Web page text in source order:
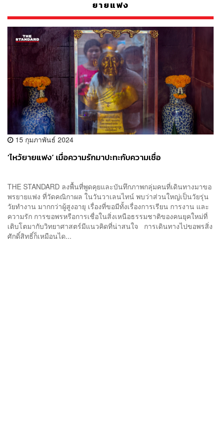
ยายแฟง
15 กุมภาพันธ์ 2024
‘ไหว้ยายแฟง’ เมื่อความรักมาปะทะกับความเชื่อ
THE STANDARD ลงพื้นที่พูดคุยและบันทึกภาพกลุ่มคนที่เดินทางมาขอ
พรยายแฟง ที่วัดคณิกาผล ในวันวาเลนไทน์ พบว่าส่วนใหญ่เป็นวัยรุ่น
วัยทำงาน มากกว่าผู้สูงอายุ เรื่องที่ขอมีทั้งเรื่องการเรียน การงาน และ
ความรัก การขอพรหรือการเชื่อในสิ่งเหนือธรรมชาติของคนยุคใหม่ที่
เติบโตมากับวิทยาศาสตร์มีแนวคิดที่น่าสนใจ การเดินทางไปขอพรสิ่ง
ศักดิ์สิทธิ์ก็เหมือนได...